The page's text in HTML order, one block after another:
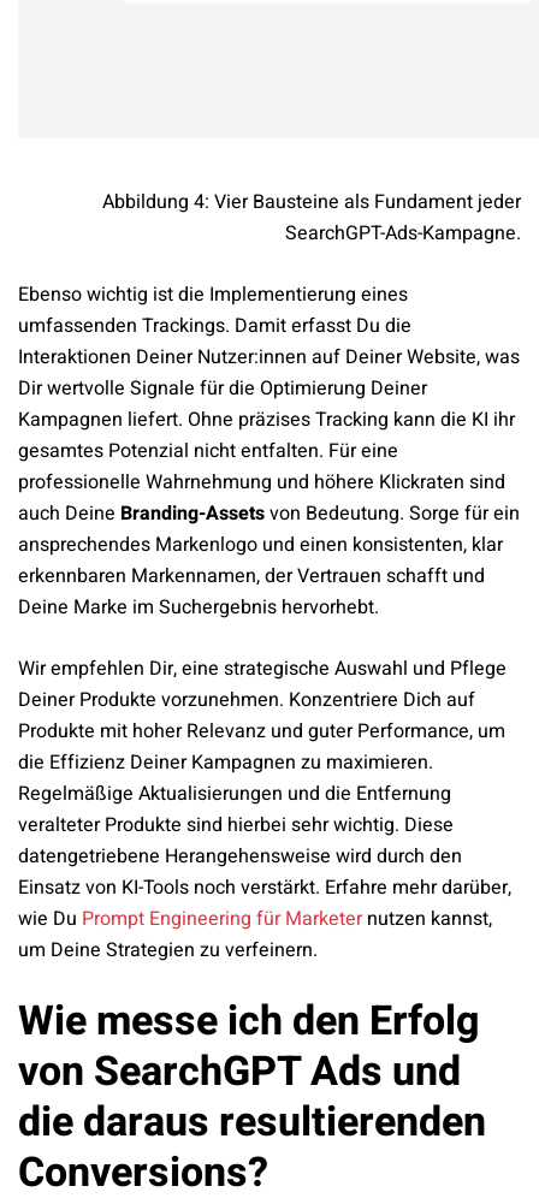
Abbildung 4: Vier Bausteine als Fundament jeder
SearchGPT-Ads-Kampagne.
Ebenso wichtig ist die Implementierung eines
umfassenden Trackings. Damit erfasst Du die
Interaktionen Deiner Nutzer:innen auf Deiner Website, was
Dir wertvolle Signale für die Optimierung Deiner
Kampagnen liefert. Ohne präzises Tracking kann die KI ihr
gesamtes Potenzial nicht entfalten. Für eine
professionelle Wahrnehmung und höhere Klickraten sind
auch Deine Branding-Assetsvon Bedeutung. Sorge für ein
ansprechendes Markenlogo und einen konsistenten, klar
erkennbaren Markennamen, der Vertrauen schafft und
Deine Marke im Suchergebnis hervorhebt.
Wir empfehlen Dir, eine strategische Auswahl und Pflege
Deiner Produkte vorzunehmen. Konzentriere Dich auf
Produkte mit hoher Relevanz und guter Performance, um
die Effizienz Deiner Kampagnen zu maximieren.
Regelmäßige Aktualisierungen und die Entfernung
veralteter Produkte sind hierbei sehr wichtig. Diese
datengetriebene Herangehensweise wird durch den
Einsatz von KI-Tools noch verstärkt. Erfahre mehr darüber,
wie Du Prompt Engineering für Marketernutzen kannst,
um Deine Strategien zu verfeinern.
Wie messe ich den Erfolg
von SearchGPT Ads und
die daraus resultierenden
Conversions?